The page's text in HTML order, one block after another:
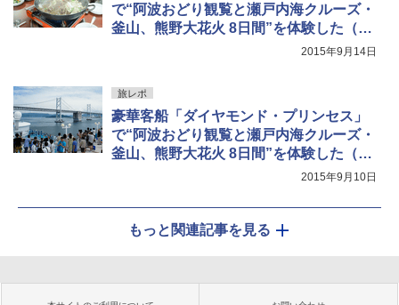
で“阿波おどり観覧と瀬戸内海クルーズ・
釜山、熊野大花火 8日間”を体験した（後
2015年9月14日
旅レポ
豪華客船「ダイヤモンド・プリンセス」
で“阿波おどり観覧と瀬戸内海クルーズ・
釜山、熊野大花火 8日間”を体験した（前
2015年9月10日
もっと関連記事を見る